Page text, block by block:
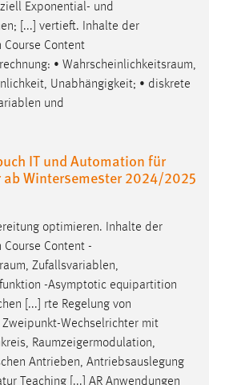
Exponential- und
[...] vertieft. Inhalte der
Course Content
• Wahrscheinlichkeitsraum,
Unabhängigkeit; • diskrete
und
IT und Automation für
Wintersemester 2024/2025
optimieren. Inhalte der
Course Content -
, Zufallsvariablen,
-Asymptotic equipartition
[...] rte Regelung von
Zweipunkt-Wechselrichter mit
Raumzeigermodulation,
Antrieben, Antriebsauslegung
Teaching [...] AR Anwendungen